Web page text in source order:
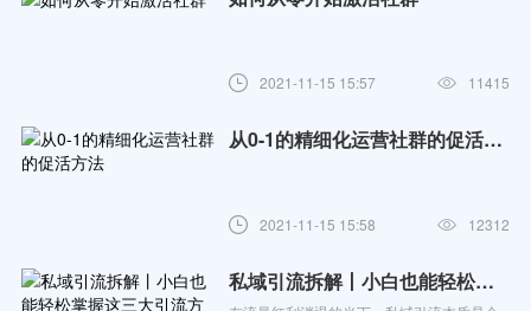
2021-11-15 15:57 11415
从0-1的精细化运营社群的促活方法
2021-11-15 15:58 12312
私域引流拆解丨小白也能轻松掌握这三大引流方法